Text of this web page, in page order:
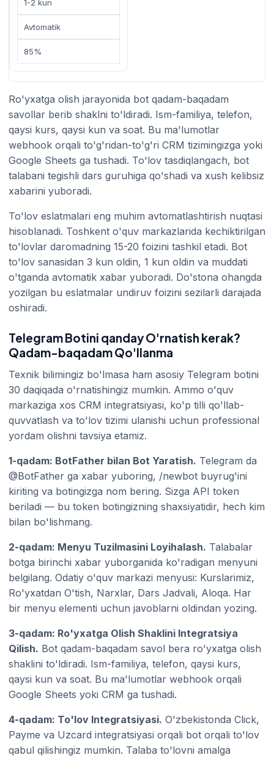
1-2 kun
Avtomatik
85%
Ro'yxatga olish jarayonida bot qadam-baqadam
savollar berib shaklni to'ldiradi. Ism-familiya, telefon,
qaysi kurs, qaysi kun va soat. Bu ma'lumotlar
webhook orqali to'g'ridan-to'g'ri CRM tizimingizga yoki
Google Sheets ga tushadi. To'lov tasdiqlangach, bot
talabani tegishli dars guruhiga qo'shadi va xush kelibsiz
xabarini yuboradi.
To'lov eslatmalari eng muhim avtomatlashtirish nuqtasi
hisoblanadi. Toshkent o'quv markazlarida kechiktirilgan
to'lovlar daromadning 15-20 foizini tashkil etadi. Bot
to'lov sanasidan 3 kun oldin, 1 kun oldin va muddati
o'tganda avtomatik xabar yuboradi. Do'stona ohangda
yozilgan bu eslatmalar undiruv foizini sezilarli darajada
oshiradi.
Telegram Botini qanday O'rnatish kerak?
Qadam-baqadam Qo'llanma
Texnik bilimingiz bo'lmasa ham asosiy Telegram botini
30 daqiqada o'rnatishingiz mumkin. Ammo o'quv
markaziga xos CRM integratsiyasi, ko'p tilli qo'llab-
quvvatlash va to'lov tizimi ulanishi uchun professional
yordam olishni tavsiya etamiz.
1-qadam: BotFather bilan Bot Yaratish. Telegram da
@BotFather ga xabar yuboring, /newbot buyrug'ini
kiriting va botingizga nom bering. Sizga API token
beriladi — bu token botingizning shaxsiyatidir, hech kim
bilan bo'lishmang.
2-qadam: Menyu Tuzilmasini Loyihalash. Talabalar
botga birinchi xabar yuborganida ko'radigan menyuni
belgilang. Odatiy o'quv markazi menyusi: Kurslarimiz,
Ro'yxatdan O'tish, Narxlar, Dars Jadvali, Aloqa. Har
bir menyu elementi uchun javoblarni oldindan yozing.
3-qadam: Ro'yxatga Olish Shaklini Integratsiya
Qilish. Bot qadam-baqadam savol bera ro'yxatga olish
shaklini to'ldiradi. Ism-familiya, telefon, qaysi kurs,
qaysi kun va soat. Bu ma'lumotlar webhook orqali
Google Sheets yoki CRM ga tushadi.
4-qadam: To'lov Integratsiyasi. O'zbekistonda Click,
Payme va Uzcard integratsiyasi orqali bot orqali to'lov
qabul qilishingiz mumkin. Talaba to'lovni amalga